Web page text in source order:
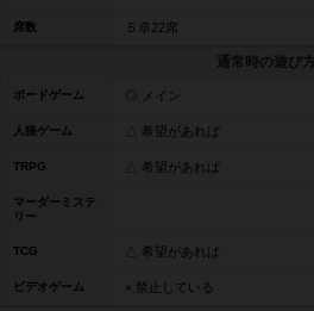
席数 ５卓22席
通常時の遊び
ボードゲーム ◎ メイン
人狼ゲーム △ 希望があれば
TRPG △ 希望があれば
マーダーミステ
リー
TCG △ 希望があれば
ビデオゲーム × 禁止している